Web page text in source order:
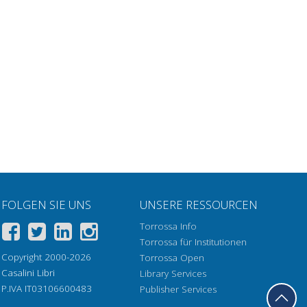
FOLGEN SIE UNS
Copyright 2000-2026
Casalini Libri
P.IVA IT03106600483
UNSERE RESSOURCEN
Torrossa Info
Torrossa für Institutionen
Torrossa Open
Library Services
Publisher Services